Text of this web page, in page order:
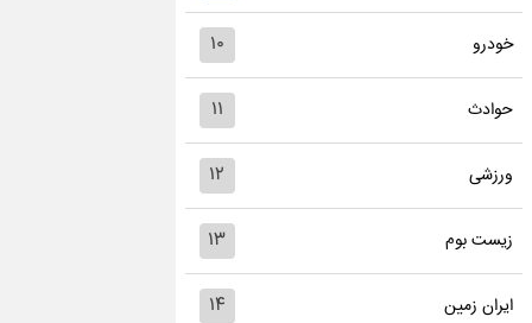
خودرو ۱۰
حوادث ۱۱
ورزشی ۱۲
زیست بوم ۱۳
ایران زمین ۱۴